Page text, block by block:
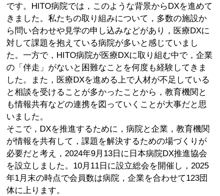
です。HITO病院では，このような背景からDXを進めて
きました。私たちの取り組みについて，多数の施設か
ら問い合わせや見学の申し込みなどがあり，医療DXに
対して課題を抱えている病院が多いと感じていまし
た。一方で，HITO病院が医療DXに取り組む中で，企業
の「伴走」がないと困難なことを何度も経験してきま
した。また，医療DXを進める上で人材が不足している
と相談を受けることが多かったことから，教育機関と
も情報共有などの連携を図っていくことが大事だと思
いました。
そこで，DXを推進するために，病院と企業，教育機関
が情報を共有して，課題を解決するための場づくりが
必要だと考え，2024年9月13日に日本病院DX推進協会
を設立しました。10月11日に設立総会を開催し，2025
年1月末の時点で会員数は病院，企業を合わせて123団
体に上ります。